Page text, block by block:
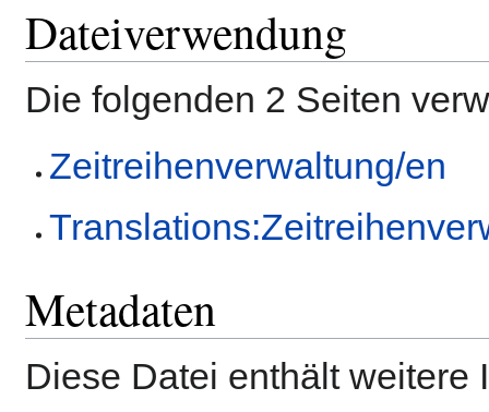
Dateiverwendung
Die folgenden 2 Seiten
Zeitreihenverwaltung/en
Metadaten
Diese Datei enthält weitere